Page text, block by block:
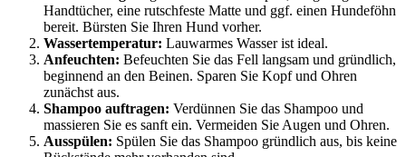
Handtücher, eine rutschfeste Matte und ggf. einen Hundeföhn
bereit. Bürsten Sie Ihren Hund vorher.
Wassertemperatur: Lauwarmes Wasser ist ideal.
Anfeuchten: Befeuchten Sie das Fell langsam und gründlich,
beginnend an den Beinen. Sparen Sie Kopf und Ohren
zunächst aus.
Shampoo auftragen: Verdünnen Sie das Shampoo und
massieren Sie es sanft ein. Vermeiden Sie Augen und Ohren.
Ausspülen: Spülen Sie das Shampoo gründlich aus, bis keine